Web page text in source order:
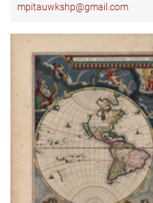
mpitauwkshp@gmail.com